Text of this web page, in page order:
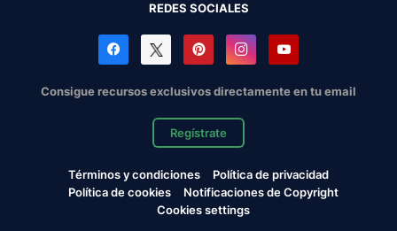
REDES SOCIALES
Consigue recursos exclusivos directamente en tu email
Regístrate
Términos y condiciones
Política de privacidad
Política de cookies
Notificaciones de Copyright
Cookies settings